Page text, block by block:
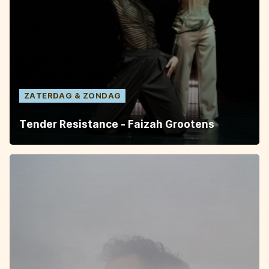
ZATERDAG ZONDAG
Tender Resistance - Faizah Grootens